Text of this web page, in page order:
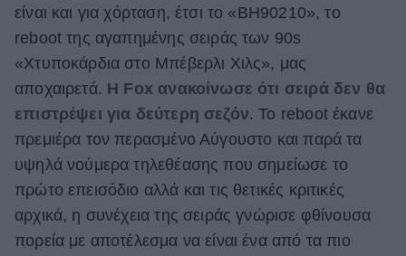
Cooking
Green
Αφιερώματα
ΒΟΞ
Χωρίς Ταμπέλες
είναι και για χόρταση, έτσι το «BH90210», το
reboot της αγαπημένης σειράς των 90s
«Χτυποκάρδια στο Μπέβερλι Χιλς», μας
αποχαιρετά. Η Fox ανακοίνωσε ότι σειρά δεν θα
επιστρέψει για δεύτερη σεζόν. Το reboot έκανε
πρεμιέρα τον περασμένο Αύγουστο και παρά τα
υψηλά νούμερα τηλεθέασης που σημείωσε το
πρώτο επεισόδιο αλλά και τις θετικές κριτικές
αρχικά, η συνέχεια της σειράς γνώρισε φθίνουσα
πορεία με αποτέλεσμα να είναι ένα από τα πιο